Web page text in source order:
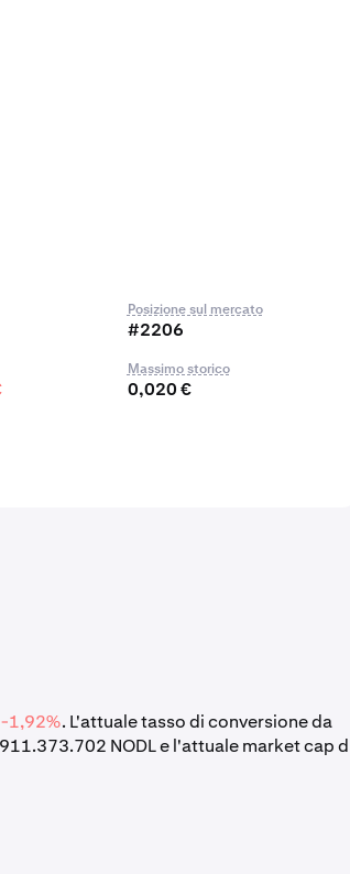
Posizione sul mercato
#2206
Massimo storico
0,020 €
-1,92%. L'attuale tasso di conversione da
NODL e l'attuale market cap